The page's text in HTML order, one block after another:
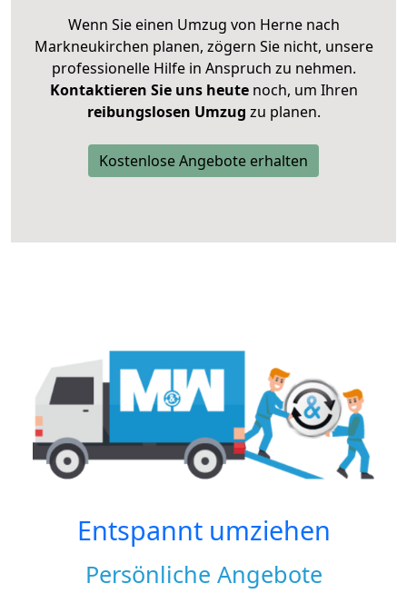
Wenn Sie einen Umzug von Herne nach
Markneukirchen planen, zögern Sie nicht, unsere
professionelle Hilfe in Anspruch zu nehmen.
Kontaktieren Sie uns heutenoch, um Ihren
reibungslosen Umzug zu planen.
Kostenlose Angebote erhalten
Entspannt umziehen
Persönliche Angebote